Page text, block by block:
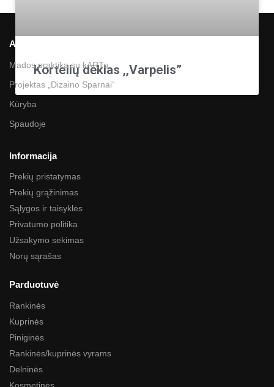
Kortelių dėklas ,,Varpelis”
Apie mus
Mados praktika su kARTu
Projektas „Dizaino Sparnai“
Kūryba
Spaudoje
Informacija
Prekių pristatymas
Prekių grąžinimas
Sąlygos ir taisyklės
Privatumo politika
Užsakymo sekimas
Norų sąrašas
Parduotuvė
Rankinės
Kuprinės
Piniginės
Rankinės/kuprinės vyrams
Delninės